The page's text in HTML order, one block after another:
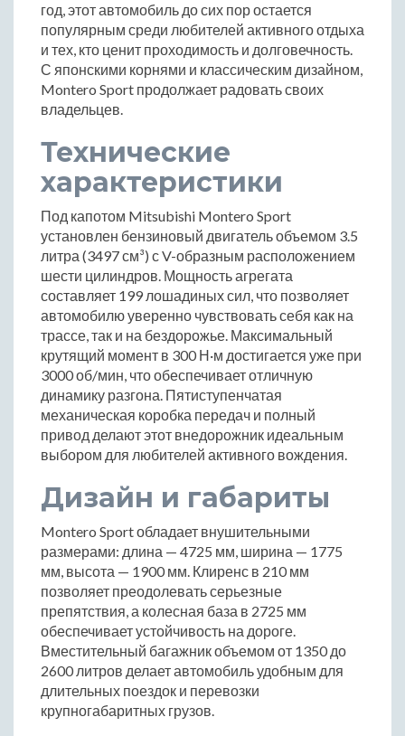
год, этот автомобиль до сих пор остается
популярным среди любителей активного отдыха
и тех, кто ценит проходимость и долговечность.
С японскими корнями и классическим дизайном,
Montero Sport продолжает радовать своих
владельцев.
Технические
характеристики
Под капотом Mitsubishi Montero Sport
установлен бензиновый двигатель объемом 3.5
литра (3497 см³) с V-образным расположением
шести цилиндров. Мощность агрегата
составляет 199 лошадиных сил, что позволяет
автомобилю уверенно чувствовать себя как на
трассе, так и на бездорожье. Максимальный
крутящий момент в 300 Н·м достигается уже при
3000 об/мин, что обеспечивает отличную
динамику разгона. Пятиступенчатая
механическая коробка передач и полный
привод делают этот внедорожник идеальным
выбором для любителей активного вождения.
Дизайн и габариты
Montero Sport обладает внушительными
размерами: длина — 4725 мм, ширина — 1775
мм, высота — 1900 мм. Клиренс в 210 мм
позволяет преодолевать серьезные
препятствия, а колесная база в 2725 мм
обеспечивает устойчивость на дороге.
Вместительный багажник объемом от 1350 до
2600 литров делает автомобиль удобным для
длительных поездок и перевозки
крупногабаритных грузов.